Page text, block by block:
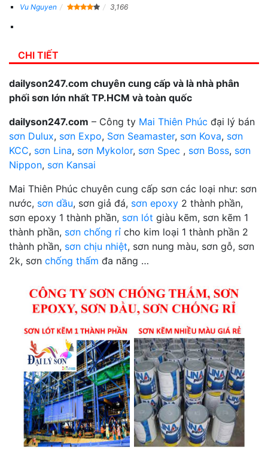
Vu Nguyen 3,166
CHI TIẾT
dailyson247.com chuyên cung cấp và là nhà phân
phối sơn lớn nhất TP.HCM và toàn quốc
dailyson247.com – Công ty Mai Thiên Phúc đại lý bán
sơn Dulux, sơn Expo, Sơn Seamaster, sơn Kova, sơn
KCC, sơn Lina, sơn Mykolor, sơn Spec , sơn Boss, sơn
Nippon, sơn Kansai
Mai Thiên Phúc chuyên cung cấp sơn các loại như: sơn
nước, sơn dầu, sơn giả đá, sơn epoxy 2 thành phần,
sơn epoxy 1 thành phần, sơn lót giàu kẽm, sơn kẽm 1
thành phần, sơn chống rỉ cho kim loại 1 thành phần 2
thành phần, sơn chịu nhiệt, sơn nung màu, sơn gỗ, sơn
2k, sơn chống thấm đa năng …